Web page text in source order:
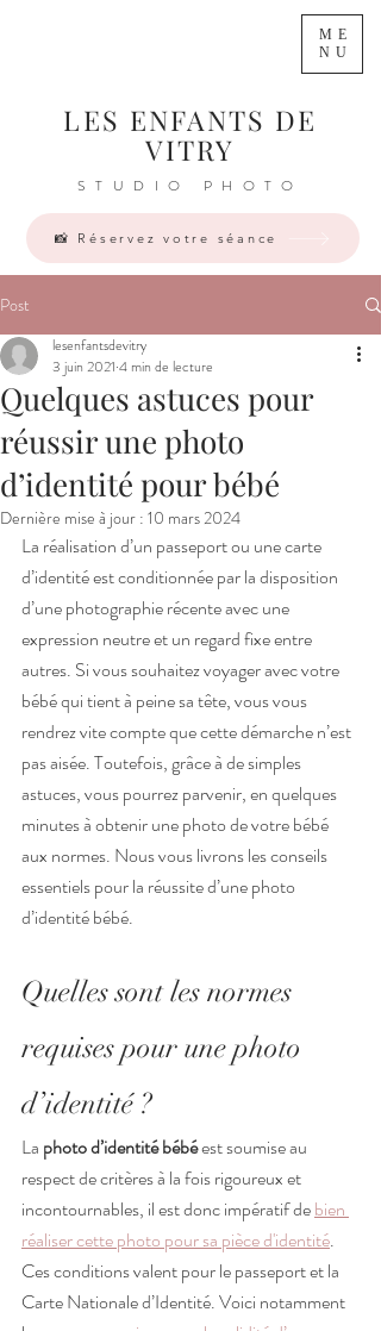
LES ENFANTS DE
VITRY
STUDIO PHOTO
ME
NU
📸 Réservez votre séance
Post
Quelques astuces pour
réussir une photo
d’identité pour bébé
lesenfantsdevitry
3 juin 2021 4 min de lecture
Dernière mise à jour : 10 mars 2024
La réalisation d’un passeport ou une carte
d’identité est conditionnée par la disposition
d’une photographie récente avec une
expression neutre et un regard fixe entre
autres. Si vous souhaitez voyager avec votre
bébé qui tient à peine sa tête, vous vous
rendrez vite compte que cette démarche n’est
pas aisée. Toutefois, grâce à de simples
astuces, vous pourrez parvenir, en quelques
minutes à obtenir une photo de votre bébé
aux normes. Nous vous livrons les conseils
essentiels pour la réussite d’une photo
d’identité bébé.
Quelles sont les normes
requises pour une photo
d’identité ?
La photo d’identité bébé est soumise au
respect de critères à la fois rigoureux et
incontournables, il est donc impératif de bien
réaliser cette photo pour sa pièce d'identité.
Ces conditions valent pour le passeport et la
Carte Nationale d’Identité. Voici notamment